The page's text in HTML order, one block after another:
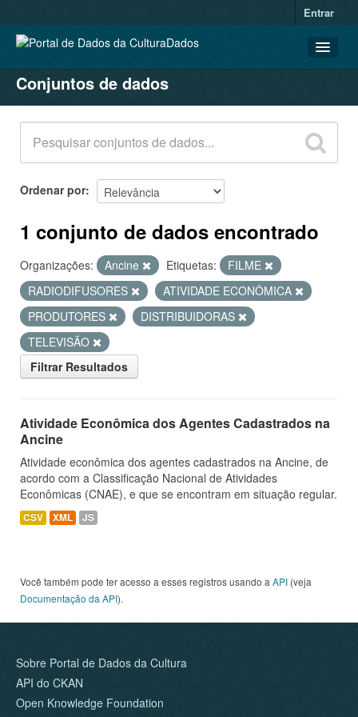
Entrar
CONJUNTOS DE DADOS
ORGANIZAÇÕES
GRUPOS
SOBRE
Conjuntos de dados
Ordenar por
1 conjunto de dados encontrado
Organizações: Ancine Etiquetas:
FILME
RADIODIFUSORES
ATIVIDADE ECONÔMICA
PRODUTORES
DISTRIBUIDORAS
TELEVISÃO
Filtrar Resultados
Atividade Econômica dos Agentes Cadastrados na
Ancine
Atividade econômica dos agentes cadastrados na Ancine, de
acordo com a Classificação Nacional de Atividades
Econômicas (CNAE), e que se encontram em situação regular.
CSV XML JS
Você também pode ter acesso a esses registros usando a API (veja
Documentação da API).
Sobre Portal de Dados da Cultura
API do CKAN
Open Knowledge Foundation